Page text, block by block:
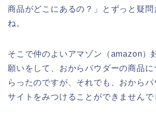
商品がどこにあるの？」とずっと疑問
ね。
そこで仲のよいアマゾン（amazon）
願いをして、おからパウダーの商品に
らったのですが、それでも、おから
サイトをみつけることができませんで